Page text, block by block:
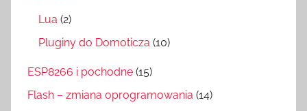
Lua (2)
Pluginy do Domoticza (10)
ESP8266 i pochodne (15)
Flash – zmiana oprogramowania (14)